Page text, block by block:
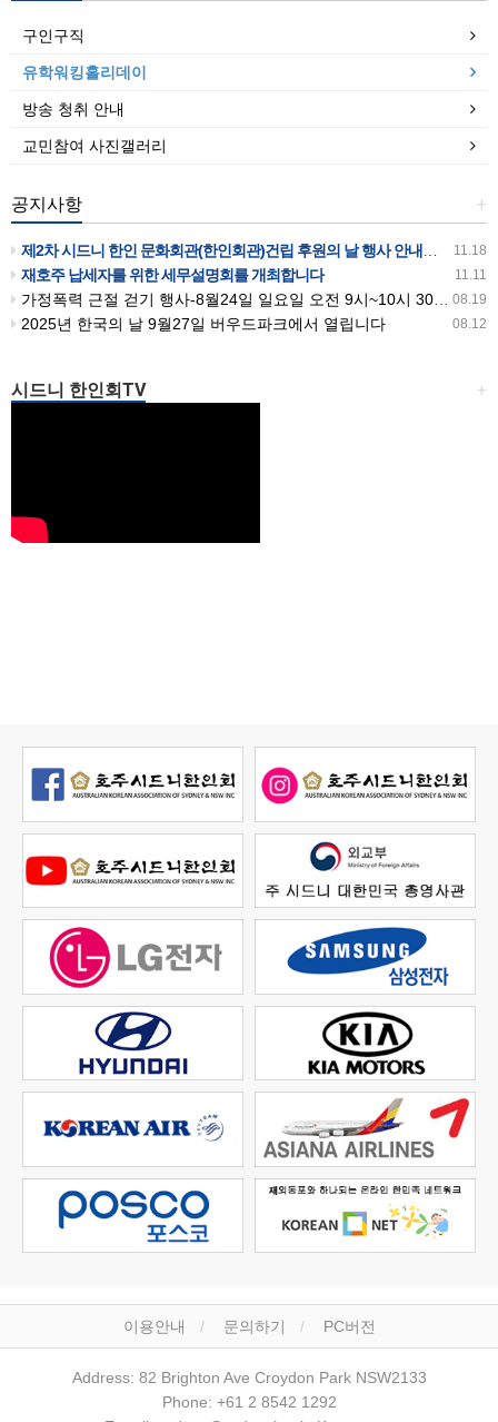
구인구직
유학워킹홀리데이
방송 청취 안내
교민참여 사진갤러리
+
공지사항
11.18
제2차 시드니 한인 문화회관(한인회관)건립 후원의 날 행사 안내입니다
11.11
재호주 납세자를 위한 세무설명회를 개최합니다
08.19
가정폭력 근절 걷기 행사-8월24일 일요일 오전 9시~10시 30분까지 버우드파크에서 있습니다
08.12
2025년 한국의 날 9월27일 버우드파크에서 열립니다
+
시드니 한인회TV
이용안내 문의하기 PC버전
Address: 82 Brighton Ave Croydon Park NSW2133
Phone: +61 2 8542 1292